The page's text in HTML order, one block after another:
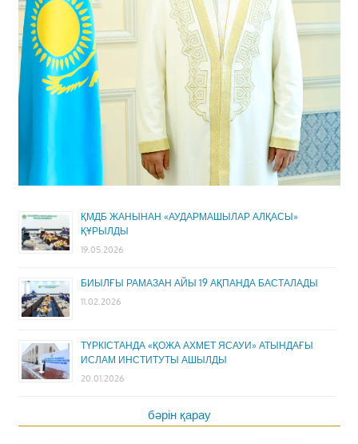
ҚМДБ ЖАНЫНАН «АУДАРМАШЫЛАР АЛҚАСЫ»
ҚҰРЫЛДЫ
19.05.2026
БИЫЛҒЫ РАМАЗАН АЙЫ 19 АҚПАНДА БАСТАЛАДЫ
11.02.2026
ТҮРКІСТАНДА «ҚОЖА АХМЕТ ЯСАУИ» АТЫНДАҒЫ
ИСЛАМ ИНСТИТУТЫ АШЫЛДЫ
20.01.2026
бәрін қарау